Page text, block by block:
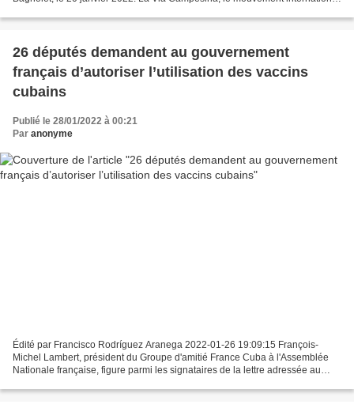
26 députés demandent au gouvernement
français d’autoriser l’utilisation des vaccins
cubains
Publié le 28/01/2022 à 00:21
Par anonyme
Édité par Francisco Rodríguez Aranega 2022-01-26 19:09:15 François-
Michel Lambert, président du Groupe d'amitié France Cuba à l'Assemblée
Nationale française, figure parmi les signataires de la lettre adressée au